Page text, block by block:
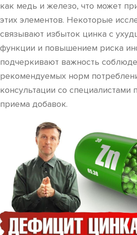
как медь и железо, что может
этих элементов. Некоторые
связывают избыток цинка с
функции и повышением риска
подчеркивают важность
рекомендуемых норм
консультации со специалистами
приема добавок.